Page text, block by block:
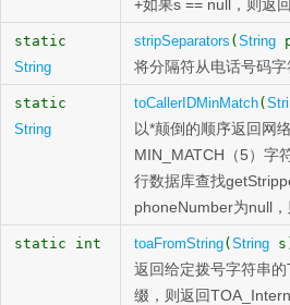
+如果s == null，则返
static
String
stripSeparators ( String
将分隔符从电话号码字
static
String
toCallerIDMinMatch(
以*颠倒的顺序返回网
MIN_MATCH（5）字
行数据库查找
phoneNumber为null
static int toaFromString( String
返回给定拨号字符串
缀，则返回